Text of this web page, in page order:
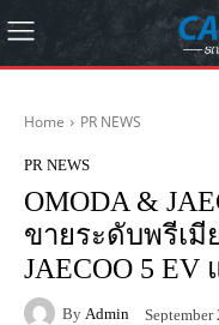
Home PR NEWS
PR NEWS
OMODA &
ขายระดับพรีเมี
JAECOO 5
By Admin September